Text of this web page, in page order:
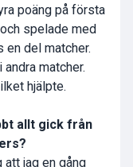
poäng på första
spelade med
en del matcher.
i andra matcher.
hjälpte.
allt gick från
jag en gång